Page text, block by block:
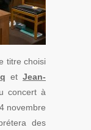
titre choisi
et Jean-
concert à
novembre
des